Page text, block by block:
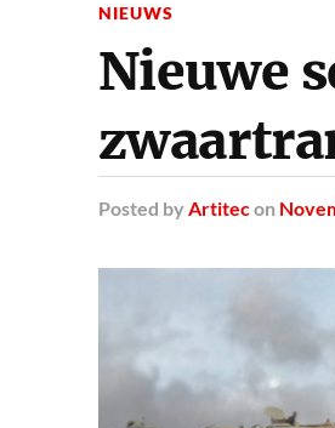
NIEUWS
Nieuwe
Posted by Artitecon